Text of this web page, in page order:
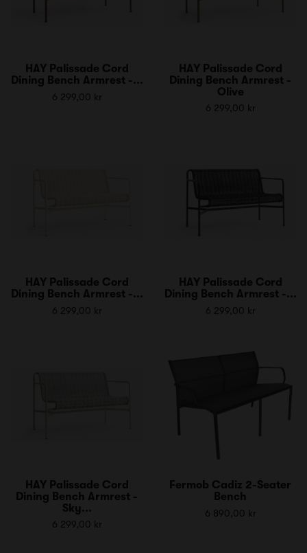
HAY Palissade Cord
Dining Bench Armrest -...
6 299,00 kr
HAY Palissade Cord
Dining Bench Armrest -
Olive
6 299,00 kr
HAY Palissade Cord
Dining Bench Armrest -...
6 299,00 kr
HAY Palissade Cord
Dining Bench Armrest -...
6 299,00 kr
HAY Palissade Cord
Dining Bench Armrest -
Sky...
6 299,00 kr
Fermob Cadiz 2-Seater
Bench
6 890,00 kr